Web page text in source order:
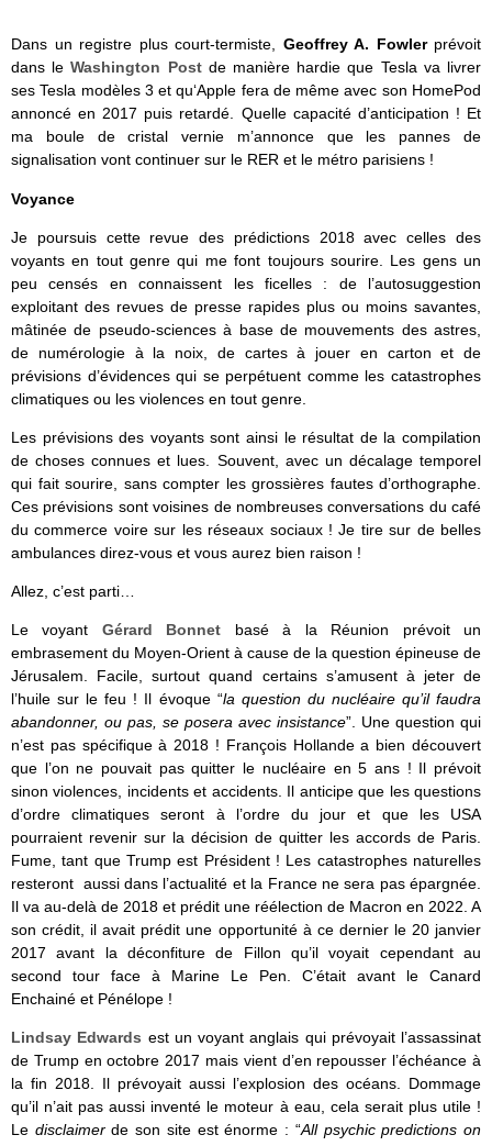
Dans un registre plus court-termiste, Geoffrey A. Fowler prévoit
dans leWashington Postde manière hardie que Tesla va livrer
ses Tesla modèles 3 et qu‘Apple fera de même avec son HomePod
annoncé en 2017 puis retardé. Quelle capacité d’anticipation ! Et
ma boule de cristal vernie m’annonce que les pannes de
signalisation vont continuer sur le RER et le métro parisiens !
Voyance
Je poursuis cette revue des prédictions 2018 avec celles des
voyants en tout genre qui me font toujours sourire. Les gens un
peu censés en connaissent les ficelles : de l’autosuggestion
exploitant des revues de presse rapides plus ou moins savantes,
mâtinée de pseudo-sciences à base de mouvements des astres,
de numérologie à la noix, de cartes à jouer en carton et de
prévisions d’évidences qui se perpétuent comme les catastrophes
climatiques ou les violences en tout genre.
Les prévisions des voyants sont ainsi le résultat de la compilation
de choses connues et lues. Souvent, avec un décalage temporel
qui fait sourire, sans compter les grossières fautes d’orthographe.
Ces prévisions sont voisines de nombreuses conversations du café
du commerce voire sur les réseaux sociaux ! Je tire sur de belles
ambulances direz-vous et vous aurez bien raison !
Allez, c’est parti…
Le voyant Gérard Bonnet basé à la Réunion prévoit un
embrasement du Moyen-Orient à cause de la question épineuse de
Jérusalem. Facile, surtout quand certains s’amusent à jeter de
l’huile sur le feu ! Il évoque “la question du nucléaire qu’il faudra
abandonner, ou pas, se posera avec insistance”. Une question qui
n’est pas spécifique à 2018 ! François Hollande a bien découvert
que l’on ne pouvait pas quitter le nucléaire en 5 ans ! Il prévoit
sinon violences, incidents et accidents. Il anticipe que les questions
d’ordre climatiques seront à l’ordre du jour et que les USA
pourraient revenir sur la décision de quitter les accords de Paris.
Fume, tant que Trump est Président ! Les catastrophes naturelles
resteront aussi dans l’actualité et la France ne sera pas épargnée.
Il va au-delà de 2018 et prédit une réélection de Macron en 2022. A
son crédit, il avait prédit une opportunité à ce dernier le 20 janvier
2017 avant la déconfiture de Fillon qu’il voyait cependant au
second tour face à Marine Le Pen. C’était avant le Canard
Enchainé et Pénélope !
Lindsay Edwards est un voyant anglais qui prévoyait l’assassinat
de Trump en octobre 2017 mais vient d’en repousser l’échéance à
la fin 2018. Il prévoyait aussi l’explosion des océans. Dommage
qu’il n’ait pas aussi inventé le moteur à eau, cela serait plus utile !
Le disclaimerde son site est énorme : “All psychic predictions on